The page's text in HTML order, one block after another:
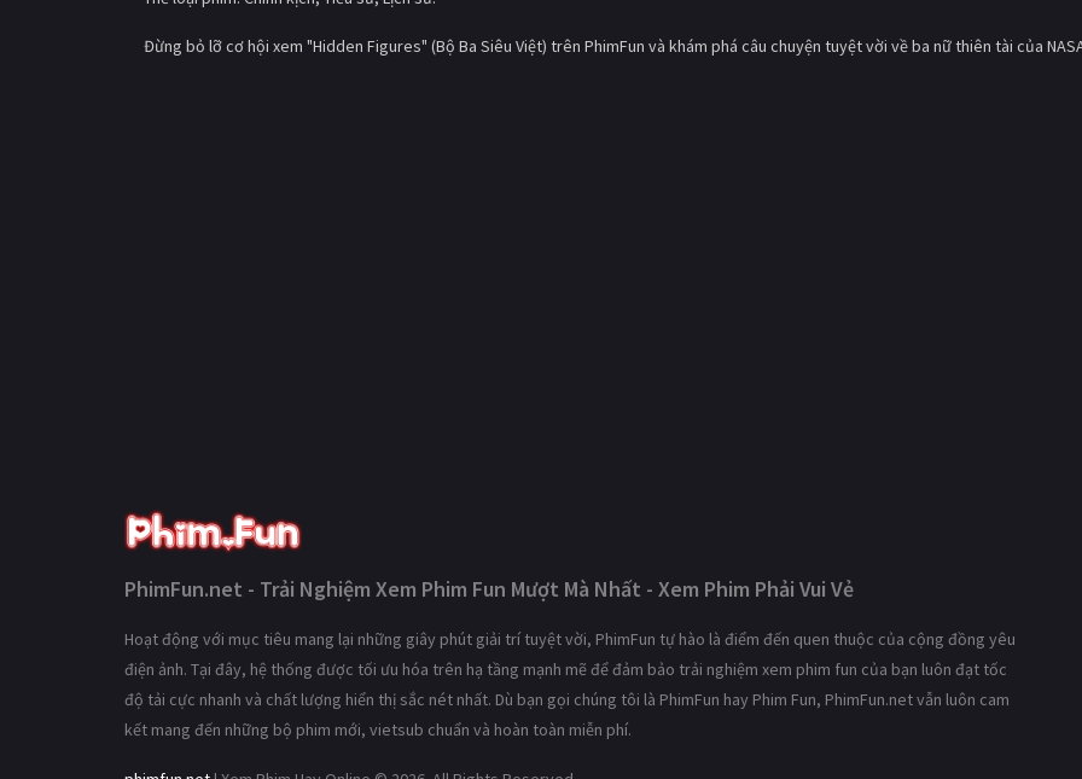
Đừng bỏ lỡ cơ hội xem "Hidden Figures" (Bộ Ba Siêu Việt) trên PhimFun và khám phá câu chuyện tuyệt vời về ba nữ thiên tài của
PhimFun.net - Trải Nghiệm Xem Phim Fun Mượt Mà Nhất - Xem Phim Phải Vui Vẻ
Hoạt động với mục tiêu mang lại những giây phút giải trí tuyệt vời, PhimFun tự hào là điểm đến quen thuộc của cộng đồng yêu
điện ảnh. Tại đây, hệ thống được tối ưu hóa trên hạ tầng mạnh mẽ để đảm bảo trải nghiệm xem phim fun của bạn luôn đạt tốc
độ tải cực nhanh và chất lượng hiển thị sắc nét nhất. Dù bạn gọi chúng tôi là PhimFun hay Phim Fun, PhimFun.net vẫn luôn cam
kết mang đến những bộ phim mới, vietsub chuẩn và hoàn toàn miễn phí.